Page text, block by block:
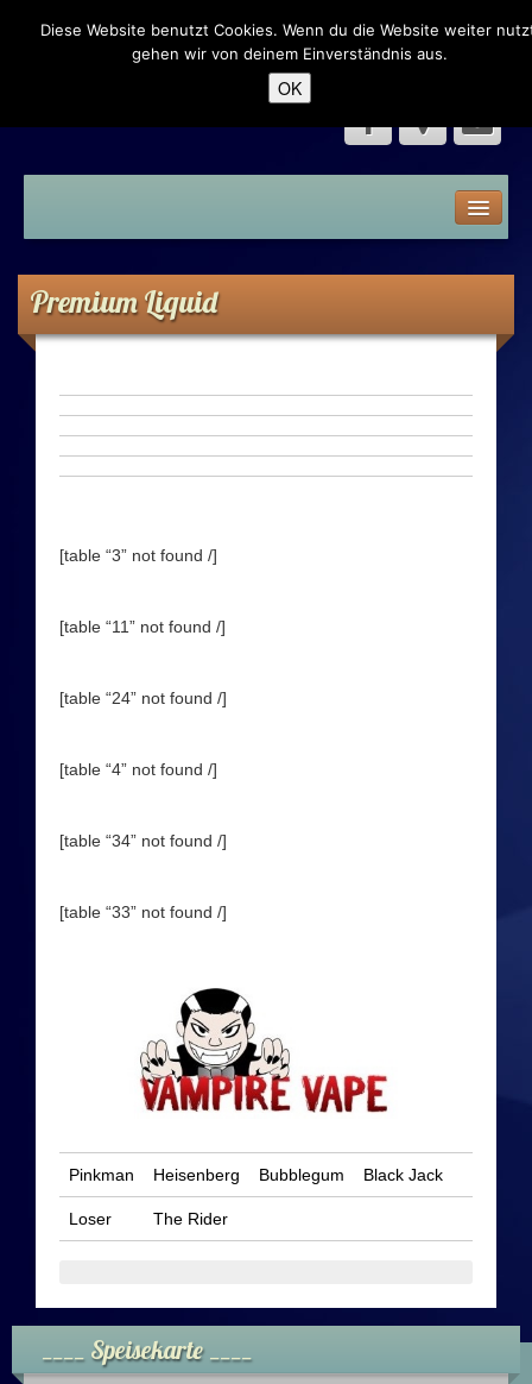
Dampfer Eck – Neumünster
Speisekarte
Liquid
Shake n Vape
Dampfer Infos
Infos & Downloads
Data Access Request
Sicherheitshinweise
Premium Liquid
[table “3” not found /]
[table “11” not found /]
[table “24” not found /]
[table “4” not found /]
[table “34” not found /]
[table “33” not found /]
Pinkman Heisenberg Bubblegum Black Jack
Loser The Rider
____ Speisekarte ____
Diese Website benutzt Cookies. Wenn du die Website weiter
gehen wir von deinem Einverständnis aus.
OK